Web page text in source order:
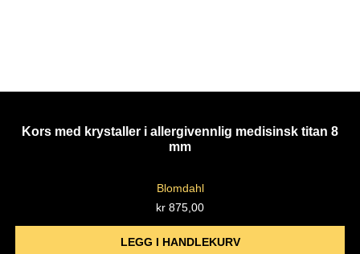
Kors med krystaller i allergivennlig medisinsk titan 8
mm
Blomdahl
kr 875,00
LEGG I HANDLEKURV